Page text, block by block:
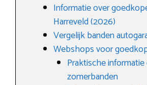
Informatie over
Harreveld (2026)
Vergelijk banden
Webshops voor
Praktische
zomerbanden